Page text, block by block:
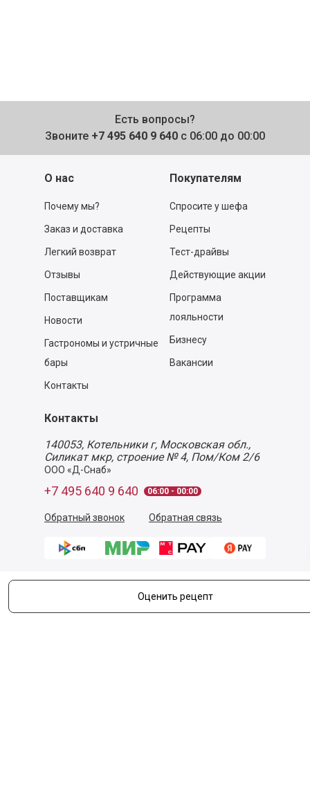
Оценить рецепт
Есть вопросы?
Звоните +7 495 640 9 640 с 06:00 до 00:00
О нас
Почему мы?
Заказ и доставка
Легкий возврат
Отзывы
Поставщикам
Новости
Гастрономы и устричные
бары
Контакты
Покупателям
Спросите у шефа
Рецепты
Тест-драйвы
Действующие акции
Программа
лояльности
Бизнесу
Вакансии
Контакты
140053, Котельники г, Московская обл.,
Силикат мкр, строение № 4, Пом/Ком 2/6
ООО «Д-Снаб»
+7 495 640 9 640 06:00 - 00:00
Обратный звонок Обратная связь